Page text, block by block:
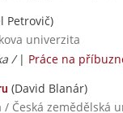
Petrovič)
univerzita
/ | Práce na
(David Blanár)
Česká zemědělská